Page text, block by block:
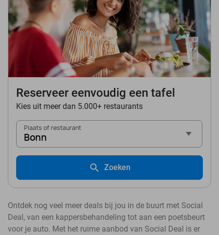
Reserveer eenvoudig een tafel
Kies uit meer dan 5.000+ restaurants
Plaats of restaurant
Bonn
Zoeken
Ontdek nog veel meer deals bij jou in de buurt met Social
Deal, van een kappersbehandeling tot aan een poetsbeurt
voor je auto. Met het ruime aanbod van Social Deal is er